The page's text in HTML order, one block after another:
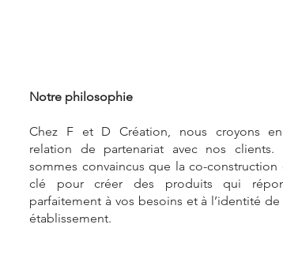
Notre philosophie
Chez F et D Création, nous croyons
relation de partenariat avec nos clients.
sommes convaincus que la co-construction
clé pour créer des produits qui
parfaitement à vos besoins et à l’identité de
établissement.